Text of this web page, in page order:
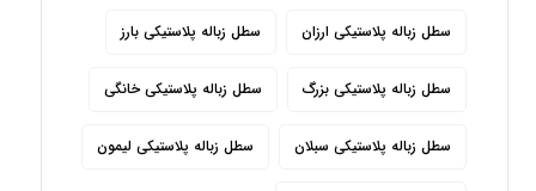
سطل زباله پلاستیکی ارزان سطل زباله پلاستیکی بارز
سطل زباله پلاستیکی بزرگ سطل زباله پلاستیکی خانگی
سطل زباله پلاستیکی سبلان سطل زباله پلاستیکی لیمون